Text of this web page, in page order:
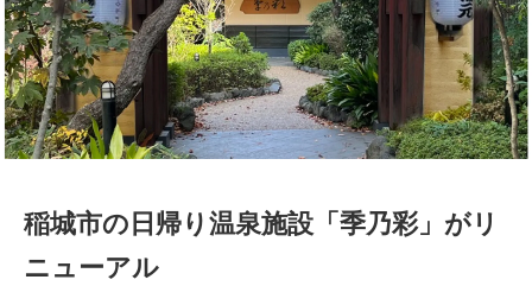
稲城市の日帰り温泉施設「季乃彩」がリ
ニューアル